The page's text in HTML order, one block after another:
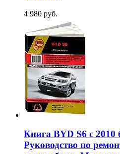
4 980 руб.
Книга BYD S6 с 2010
Руководство по